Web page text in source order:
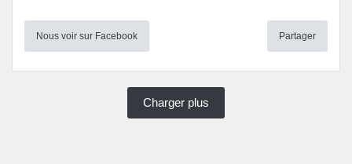
Nous voir sur Facebook Partager
Charger plus